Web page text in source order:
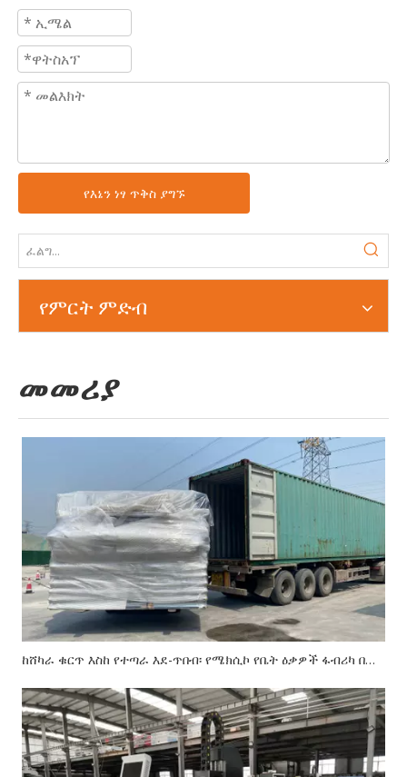
የእኔን ነፃ ጥቅስ ያግኙ
የምርት ምድብ
መመሪያ
ከሸካራ ቁርጥ እስከ የተጣራ እደ-ጥበብ፡ የሜክሲኮ የቤት ዕቃዎች ፋብሪካ በምርት ጣራው በኩል ከCX-1325 CNC ራውተር ጋር እንዴት ሰበረ።